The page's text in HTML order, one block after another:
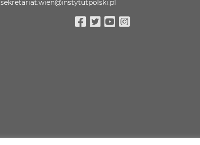
sekretariat.wien@instytutpolski.pl